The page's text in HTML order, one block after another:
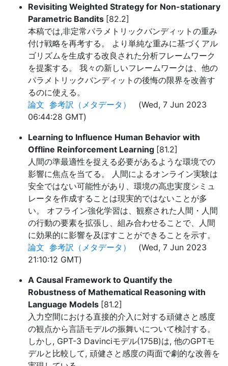
Revisiting Weighted Strategy for Non-stationary
Parametric Bandits [82.2]
本稿では,非定常パラメトリックバンディットの重み
付け戦略を再考する。 より単純な重みに基づくアル
ゴリズムを生成する改良された分析フレームワーク
を提案する。 我々の新しいフレームワークは、他の
パラメトリックバンディットの後悔の限界を改善す
るのに使える。
論文 参考訳（メタデータ）
(Wed, 7 Jun 2023
06:44:28 GMT)
Learning to Influence Human Behavior with
Offline Reinforcement Learning [81.2]
人間の準最適性を捉える必要があるような環境での
影響に焦点を当てる。 人間によるオンライン実験は
安全ではない可能性があり、環境の高忠実度シミュ
レータを作成することは現実的ではないことが多
い。 オフライン強化学習は、観察された人間・人間
の行動の要素を拡張し、組み合わせることで、人間
に効果的に影響を及ぼすことができることを示す。
論文 参考訳（メタデータ）
(Wed, 7 Jun 2023
21:10:12 GMT)
A Causal Framework to Quantify the
Robustness of Mathematical Reasoning with
Language Models [81.2]
入力空間における直接的介入に対する頑健さと感度
の観点から言語モデルの振舞いについて検討する。
しかし, GPT-3 Davinciモデル(175B)は, 他のGPTモ
デルと比較して, 頑健さと感度の両面で劇的な改善を